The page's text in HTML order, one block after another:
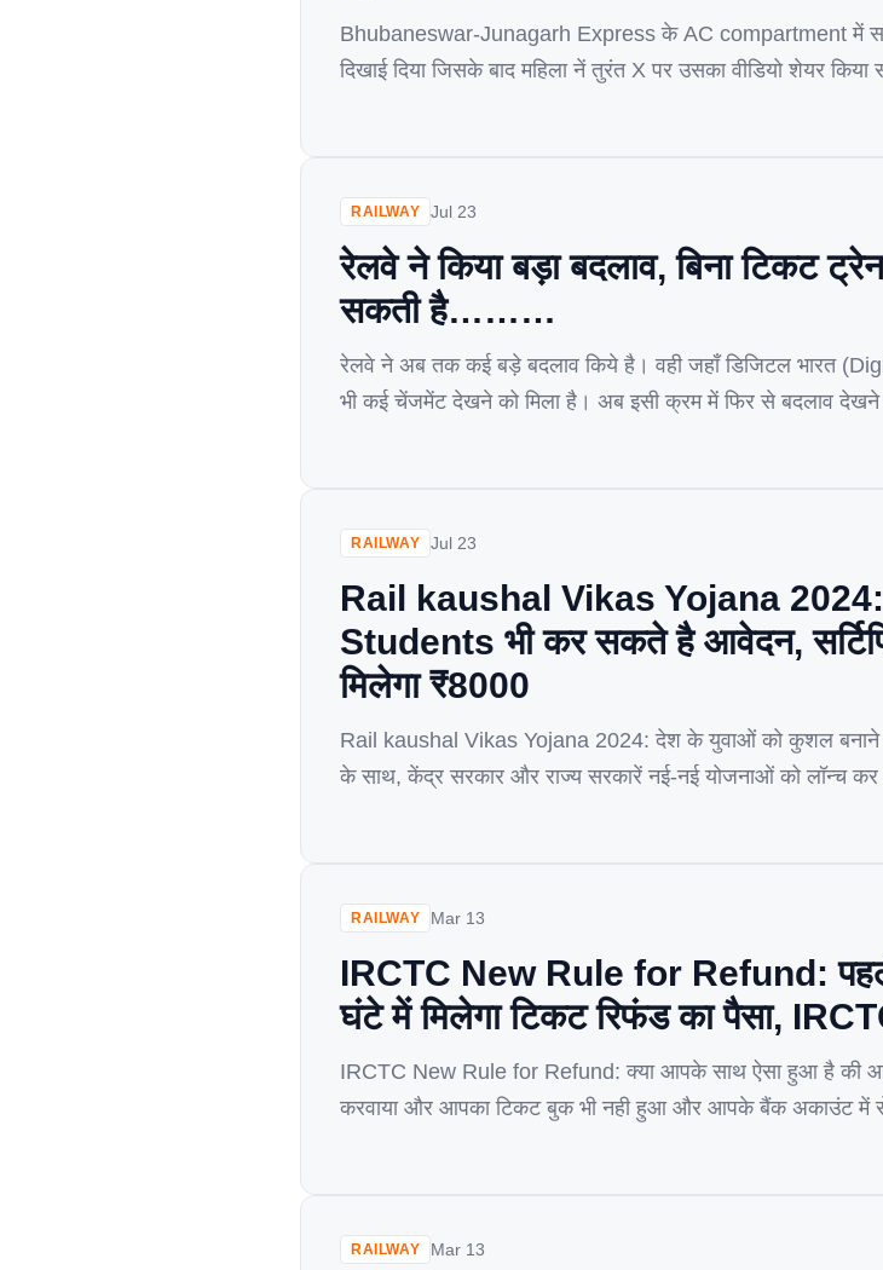
Bhubaneswar-Junagarh Express के AC compartment में
दिखाई दिया जिसके बाद महिला नें तुरंत X पर उसका वीडियो शेयर
RAILWAY Jul 23
रेलवे ने किया बड़ा बदलाव, बिना टिकट
सकती है………
रेलवे ने अब तक कई बड़े बदलाव किये है। वही जहाँ डिजिटल भारत
भी कई चेंजमेंट देखने को मिला है। अब इसी क्रम में फिर से बदलाव
RAILWAY Jul 23
Rail kaushal Vikas Yojana
Students भी कर सकते है आवेदन,
मिलेगा ₹8000
Rail kaushal Vikas Yojana 2024: देश के युवाओं को कुशल बनाने के
के साथ, केंद्र सरकार और राज्य सरकारें नई-नई योजनाओं को लॉन्च
RAILWAY Mar 13
IRCTC New Rule for Refund:
घंटे में मिलेगा टिकट रिफंड का पैसा,
IRCTC New Rule for Refund: क्या आपके साथ ऐसा हुआ है की
करवाया और आपका टिकट बुक भी नही हुआ और आपके बैंक अकाउंट में
RAILWAY Mar 13